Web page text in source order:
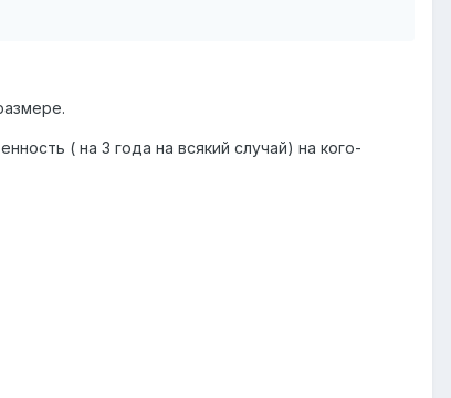
( на 3 года на всякий случай) на кого-